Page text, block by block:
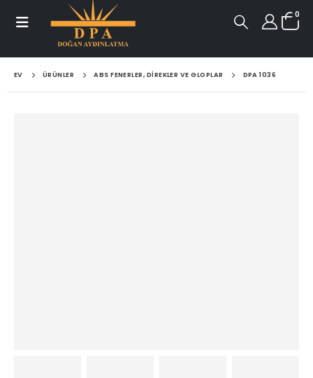
0
EV ÜRÜNLER ABS FENERLER, DIREKLER VE GLOPLAR DPA 1036